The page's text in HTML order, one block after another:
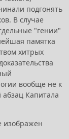
подгонять
В случае
"гении"
памятка
хитрых
вообще не к
Капитала
изображен